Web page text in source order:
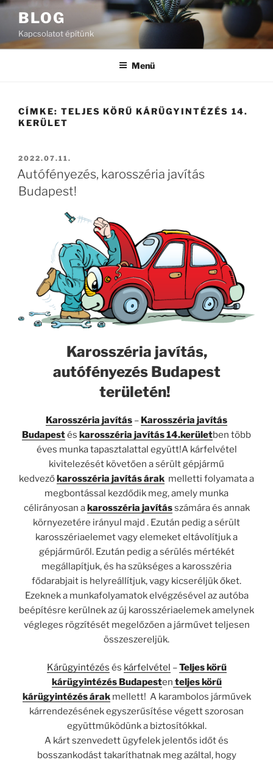
Tartalomhoz
BLOG
Kapcsolatot építünk
Menü
CÍMKE: TELJES KÖRŰ KÁRÜGYINTÉZÉS 14.
KERÜLET
BEKÜLDVE:
2022.07.11.
Autófényezés, karosszéria javítás
Budapest!
Karosszéria javítás,
autófényezés Budapest
területén!
Karosszéria javítás – Karosszéria javítás
Budapestés karosszéria javítás 14.kerületben több
éves munka tapasztalattal együtt!A kárfelvétel
kivitelezését követően a sérült gépjármű
kedvezőkarosszéria javítás árak melletti folyamata a
megbontással kezdődik meg, amely munka
célirányosan akarosszéria javításszámára és annak
környezetére irányul majd . Ezután pedig a sérült
karosszériaelemet vagy elemeket eltávolítjuk a
gépjárműről. Ezután pedig a sérülés mértékét
megállapítjuk, és ha szükséges a karosszéria
fődarabjait is helyreállítjuk, vagy kicseréljük őket.
Ezeknek a munkafolyamatok elvégzésével az autóba
beépítésre kerülnek az új karosszériaelemek amelynek
végleges rögzítését megelőzően a járművet teljesen
összeszereljük.
Kárügyintézés és kárfelvétel –Teljes körű
kárügyintézés Budapesten teljes körű
kárügyintézés árakmellett! A karambolos járművek
kárrendezésének egyszerűsítése végett szorosan
együttműködünk a biztosítókkal.
A kárt szenvedett ügyfelek jelentős időt és
bosszankodást takaríthatnak meg azáltal, hogy